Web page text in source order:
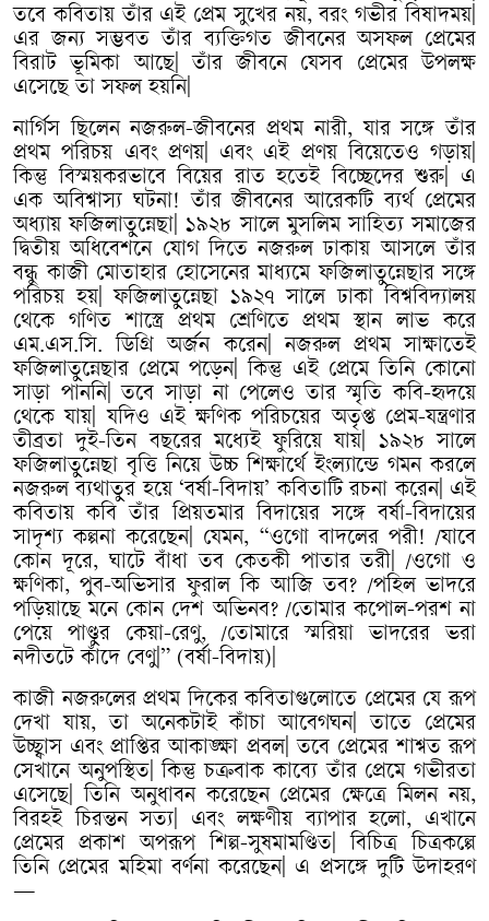
তবে কবিতায় তাঁর এই প্রেম সুখের নয়,বরং গভীর বিষাদময়|
এর জন্য সম্ভবত তাঁর ব্যক্তিগত জীবনের অসফল প্রেমের
বিরাট ভূমিকা আছে|তাঁর জীবনে যেসব প্রেমের উপলক্ষ
এসেছে তা সফল হয়নি|
নার্গিস ছিলেন নজরুল-জীবনের প্রথম নারী,যার সঙ্গে তাঁর
প্রথম পরিচয় এবং প্রণয়| এবং এই প্রণয় বিয়েতেও গড়ায়|
কিন্তু বিস্ময়করভাবে বিয়ের রাত হতেই বিচ্ছেদের শুরু
এ
এক অবিশ্বাস্য ঘটনা!তাঁর জীবনের আরেকটি ব্যর্থ প্রেমের
অধ্যায় ফজিলাতুন্নেছা |১৯২৮ সালে মুসলিম সাহিত্য সমাজের
দ্বিতীয় অধিবেশনে যোগ দিতে নজরুল ঢাকায় আসলে তাঁর
বন্ধু কাজী মোতাহার হোসেনের মাধ্যমে ফজিলাতুন্নেছার সঙ্গে
পরিচয় হয়|ফজিলাতুন্নেছা ১৯২৭ সালে ঢাকা বিশ্ববিদ্যালয়
থেকে
গণিত শাস্ত্রে প্রথম শ্রেণিতে প্রথম স্থান লাভ
করে
এম.এস.সি.ডিগ্রি অর্জন করেন|নজরুল প্রথম সাক্ষাতেই
ফজিলাতুন্নেছার প্রেমে পড়েন|কিন্তু এই প্রেমে তিনি কোনো
সাড়া পাননি|তবে সাড়া না পেলেও তার স্মৃতি কবি-হৃদয়ে
থেকে যায়|যদিও এই ক্ষণিক পরিচয়ের অতৃপ্ত প্রেম-যন্ত্রণার
তীব্রতা দুই-তিন বছরের মধ্যেই ফুরিয়ে যায়| ১৯২৮ সালে
ফজিলাতুন্নেছা বৃত্তি নিয়ে উচ্চ শিক্ষার্থে ইংল্যান্ডে গমন করলে
নজরুল ব্যথাতুর হয়ে‘বর্ষা-বিদায়’কবিতাটি রচনা করেন| এই
কবিতায় কবি তাঁর প্রিয়তমার বিদায়ের সঙ্গে বর্ষা-বিদায়ের
সাদৃশ্য কল্পনা করেছেন| যেমন, “ওগো বাদলের পরী! /যাবে
কোন দূরে,ঘাটে বাঁধা তব কেতকী পাতার তরী | /ওগো ও
ক্ষণিকা,পুব-অভিসার ফুরাল কি আজি তব? /পহিল ভাদরে
পড়িয়াছে মনে কোন দেশ অভিনব? /তোমার কপোল-পরশ না
পেয়ে
পাণ্ডুর কেয়া-রেণু, /তোমারে স্মরিয়া ভাদরের
ভরা
নদীতটে কাঁদে বেণু|” (বর্ষা-বিদায়)|
কাজী নজরুলের প্রথম দিকের কবিতাগুলোতে প্রেমের যে রূপ
দেখা যায়,তা অনেকটাই কাঁচা আবেগঘন|তাতে
প্রেমের
উচ্ছ্বাস এবং প্রাপ্তির আকাঙ্ক্ষা প্রবল|তবে প্রেমের শাশ্বত রূপ
সেখানে অনুপস্থিত|কিন্তু চক্রবাক কাব্যে তাঁর প্রেমে গভীরতা
এসেছে |তিনি অনুধাবন করেছেন প্রেমের ক্ষেত্রে মিলন নয়,
বিরহই চিরন্তন সত্য এবং লক্ষণীয় ব্যাপার হলো, এখানে
প্রেমের
প্রকাশ অপরূপ শিল্প-সুষমামণ্ডিত |বিচিত্র
চিত্রকল্পে
তিনি প্রেমের মহিমা বর্ণনা করেছেন| এ প্রসঙ্গে দুটি উদাহরণ
—